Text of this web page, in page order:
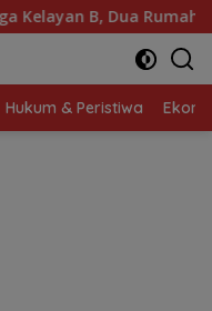
Terbakar
Hukum & Peristiwa